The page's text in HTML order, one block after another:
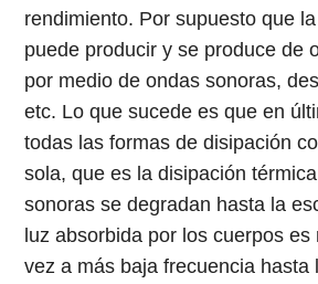
rendimiento. Por supuesto que
puede producir y se produce de
por medio de ondas sonoras,
etc. Lo que sucede es que en
todas las formas de disipación
sola, que es la disipación
sonoras se degradan hasta la
luz absorbida por los cuerpos es
vez a más baja frecuencia hasta